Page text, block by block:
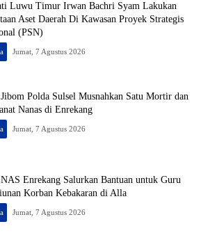
Luwu Timur Irwan Bachri Syam Lakukan
Aset Daerah Di Kawasan Proyek Strategis
(PSN)
Jumat, 7 Agustus 2026
Polda Sulsel Musnahkan Satu Mortir dan
Nanas di Enrekang
Jumat, 7 Agustus 2026
Enrekang Salurkan Bantuan untuk Guru
Korban Kebakaran di Alla
Jumat, 7 Agustus 2026